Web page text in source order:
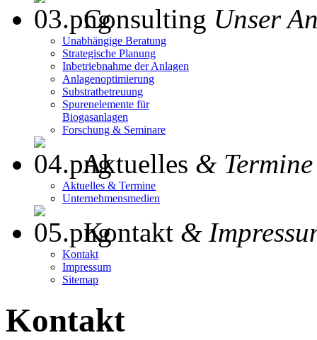
Consulting Unser
Unabhängige Beratung
Strategische Planung
Inbetriebnahme der Anlagen
Anlagenoptimierung
Substratbetreuung
Spurenelemente für
Biogasanlagen
Forschung & Seminare
Aktuelles & Termine
Aktuelles & Termine
Unternehmensmedien
Kontakt &
Kontakt
Impressum
Sitemap
Kontakt